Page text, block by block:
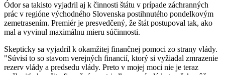
Ódor sa takisto vyjadril aj k činnosti štátu v prípade záchranných
prác v regióne východného Slovenska postihnutého pondelkovým
zemetrasením. Premiér je presvedčený, že štát postupoval tak, ako
mal a vyvinul maximálnu mieru súčinnosti.
Skepticky sa vyjadril k okamžitej finančnej pomoci zo strany vlády.
"Súvisí to so stavom verejných financií, ktorý si vyžiadal zmrazenie
rezerv vlády a predsedu vlády. Preto v mojej moci nie je teraz